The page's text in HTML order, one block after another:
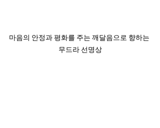
마음의 안정과 평화를 주는 깨달음으로 향하는
무드라 선명상